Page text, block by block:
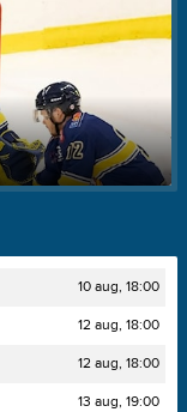
10 aug, 18:00
12 aug, 18:00
12 aug, 18:00
13 aug, 19:00